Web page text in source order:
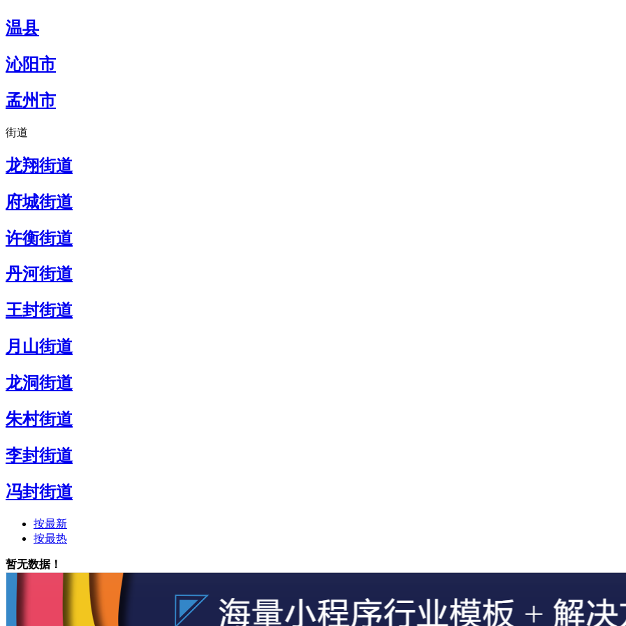
温县
沁阳市
孟州市
街道
龙翔街道
府城街道
许衡街道
丹河街道
王封街道
月山街道
龙洞街道
朱村街道
李封街道
冯封街道
按最新
按最热
暂无数据！